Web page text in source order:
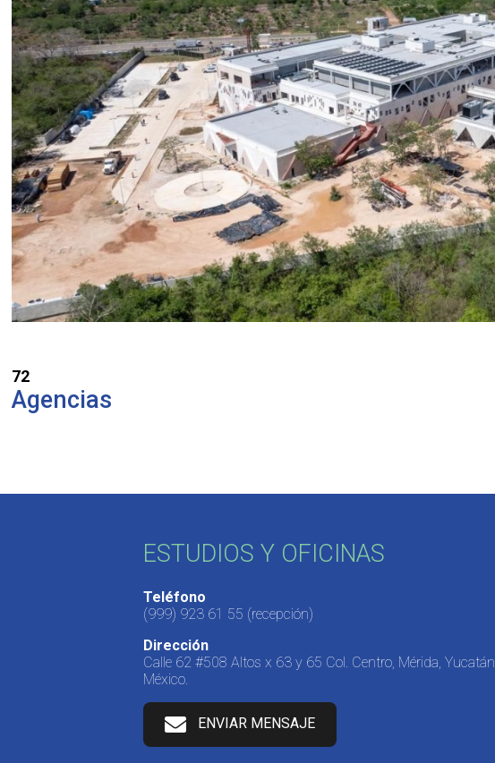
72
Agencias
ESTUDIOS Y OFICINAS
Teléfono
(999) 923 61 55 (recepción)
Dirección
Calle 62 #508 Altos x 63 y 65 Col. Centro, Mérida, Yucatán,
México.
ENVIAR MENSAJE